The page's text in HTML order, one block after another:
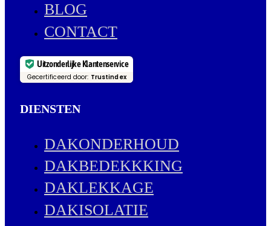
BLOG
CONTACT
Uitzonderlijke Klantenservice
Gecertificeerd door: Trustindex
DIENSTEN
DAKONDERHOUD
DAKBEDEKKKING
DAKLEKKAGE
DAKISOLATIE